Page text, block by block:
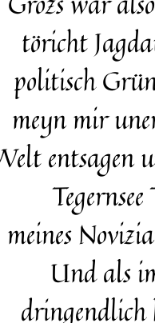
töricht
politisch
meyn mir
entsagen
meines
Und als
dringendlich